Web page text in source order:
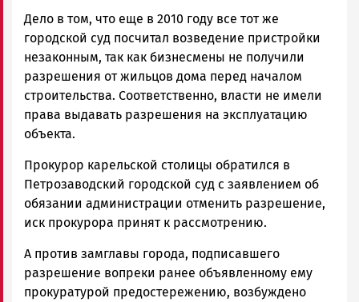
Дело в том, что еще в 2010 году все тот же
городской суд посчитал возведение пристройки
незаконным, так как бизнесмены не получили
разрешения от жильцов дома перед началом
строительства. Соответственно, власти не имели
права выдавать разрешения на эксплуатацию
объекта.
Прокурор карельской столицы обратился в
Петрозаводский городской суд с заявлением об
обязании администрации отменить разрешение,
иск прокурора принят к рассмотрению.
А против замглавы города, подписавшего
разрешение вопреки ранее объявленному ему
прокуратурой предостережению, возбуждено